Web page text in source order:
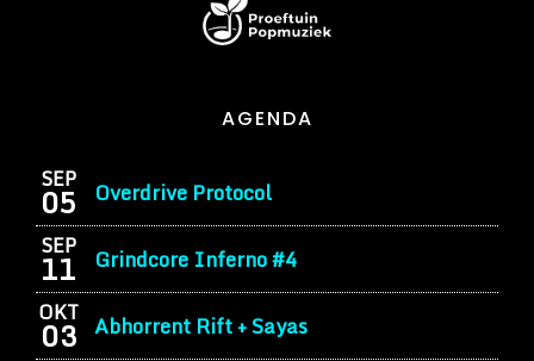
AGENDA
SEP
05 Overdrive Protocol
SEP
11 Grindcore Inferno #4
OKT
03 Abhorrent Rift + Sayas